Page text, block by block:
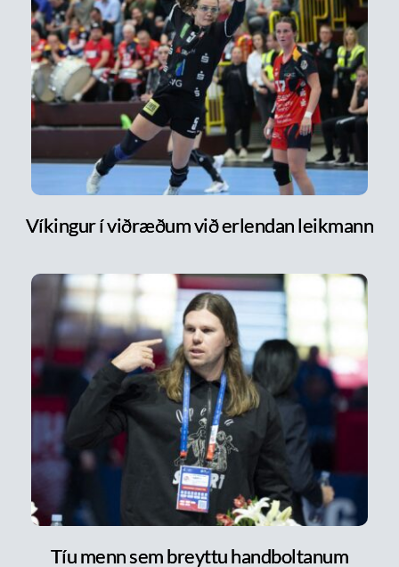
Víkingur í viðræðum við erlendan leikmann
Tíu menn sem breyttu handboltanum